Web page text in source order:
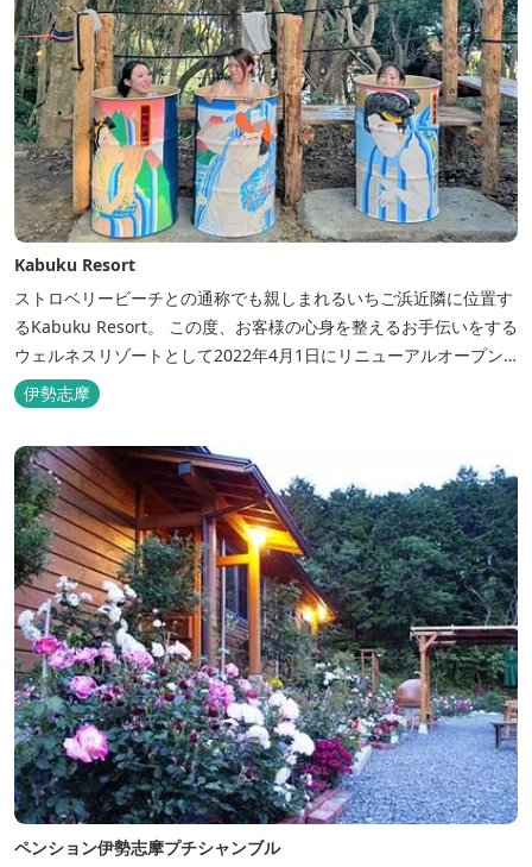
Kabuku Resort
ストロベリービーチとの通称でも親しまれるいちご浜近隣に位置す
るKabuku Resort。 この度、お客様の心身を整えるお手伝いをする
ウェルネスリゾートとして2022年4月1日にリニューアルオープン
いたしました。 フィンランド式ロウリュテントサウナがご宿泊区画
に1張ずつ付属されたプランが登場。 「ととのう」条件が揃い、さ
らに皆様に楽しんでもらえる空間となりました。 満点の星空の下で
ド...
伊勢志摩
ペンション伊勢志摩プチシャンブル